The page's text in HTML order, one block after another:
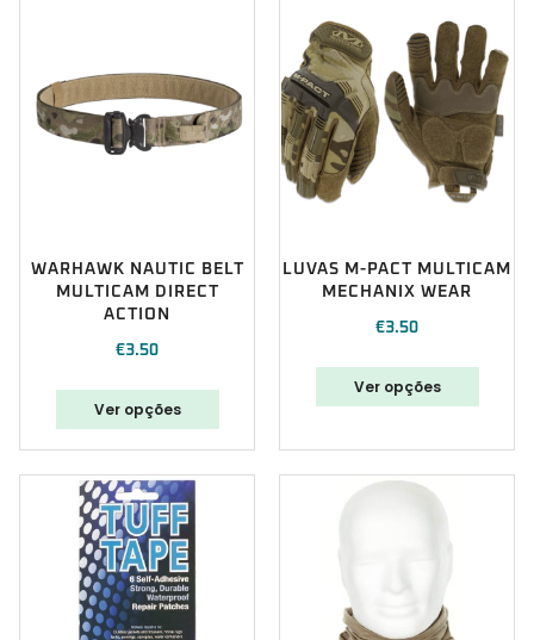
WARHAWK NAUTIC BELT
MULTICAM DIRECT
ACTION
€3.50
Ver opções
LUVAS M-PACT MULTICAM
MECHANIX WEAR
€3.50
Ver opções